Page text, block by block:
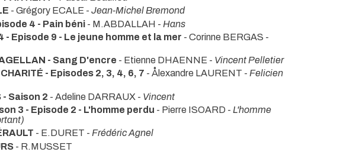
- Grégory ECALE - Jean-Michel Bremond
4 - Pain béni - M.ABDALLAH - Hans
- Episode 9 - Le jeune homme et la mer - Corinne BERGAS -
- Sang D'encre - Etienne DHAENNE - Vincent Pelletier
- Episodes 2, 3, 4, 6, 7 - Ålexandre LAURENT - Felicien
- Saison 2 - Adeline DARRAUX - Vincent
3 - Episode 2 - L'homme perdu - Pierre ISOARD - L'homme
- E.DURET - Frédéric Agnel
- R.MUSSET